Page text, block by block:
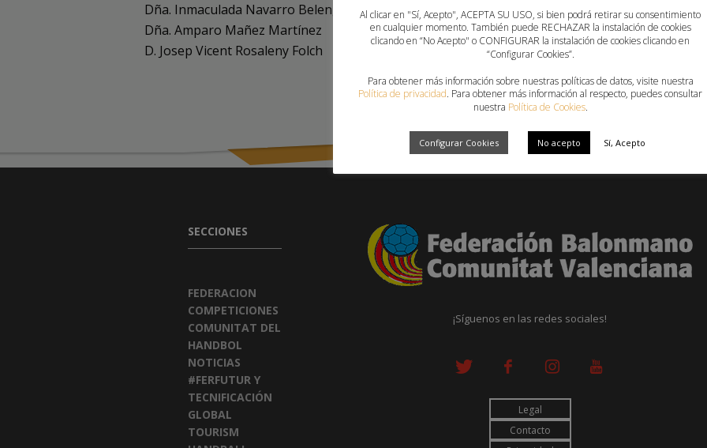
Dña. Inmaculada Navarro Belenguer
Dña. Amparo Mañez Martínez
D. Josep Vicent Rosaleny Folch
SECCIONES
FEDERACION
COMPETICIONES
COMUNITAT DEL
HANDBOL
NOTICIAS
#FERFUTUR Y
TECNIFICACIÓN
GLOBAL
TOURISM
¡Síguenos en las redes sociales!
Legal
Contacto
Al clicar en "Sí, Acepto", ACEPTA SU USO, si bien podrá retirar su consentimiento
en cualquier momento. También puede RECHAZAR la instalación de cookies
clicando en “No Acepto" o CONFIGURAR la instalación de cookies clicando en
“Configurar Cookies”.
Para obtener más información sobre nuestras políticas de datos, visite nuestra
Política de privacidad. Para obtener más información al respecto, puedes consultar
nuestra Política de Cookies.
Configurar Cookies No acepto Sí, Acepto